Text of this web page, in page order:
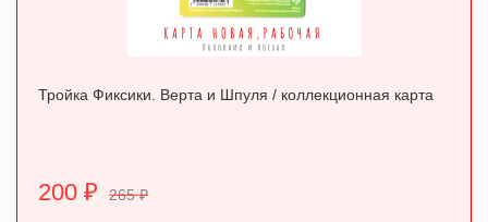
Тройка Фиксики. Верта и Шпуля / коллекционная карта
200 ₽ 265₽